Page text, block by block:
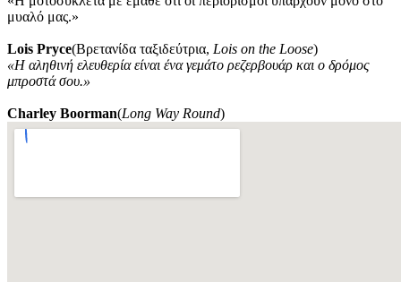
μυαλό μας.»
Lois Pryce(Βρετανίδα ταξιδεύτρια, Lois on the Loose)
«Η αληθινή ελευθερία είναι ένα γεμάτο ρεζερβουάρ και ο δρόμος
μπροστά σου.»
Charley Boorman(Long Way Round)